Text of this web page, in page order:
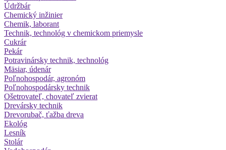
Údržbár
Chemický inžinier
Chemik, laborant
Technik, technológ v chemickom priemysle
Cukrár
Pekár
Potravinársky technik, technológ
Mäsiar, údenár
Poľnohospodár, agronóm
Poľnohospodársky technik
Ošetrovateľ, chovateľ zvierat
Drevársky technik
Drevorubač, ťažba dreva
Ekológ
Lesník
Stolár